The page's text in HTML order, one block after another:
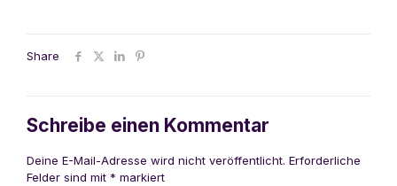
Share
Schreibe einen Kommentar
Deine E-Mail-Adresse wird nicht veröffentlicht. Erforderliche
Felder sind mit * markiert